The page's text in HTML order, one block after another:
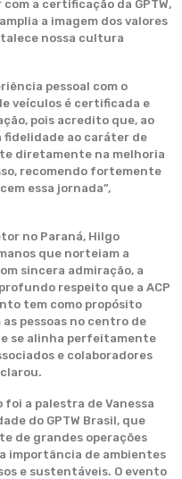
a certificação da GPTW,
a imagem dos valores
nossa cultura
pessoal com o
veículos é certificada e
pois acredito que, ao
fidelidade ao caráter de
diretamente na melhoria
recomendo fortemente
essa jornada”,
no Paraná, Hilgo
que norteiam a
sincera admiração, a
respeito que a ACP
tem como propósito
pessoas no centro de
se alinha perfeitamente
e colaboradores
foi a palestra de Vanessa
do GPTW Brasil, que
de grandes operações
importância de ambientes
e sustentáveis. O evento